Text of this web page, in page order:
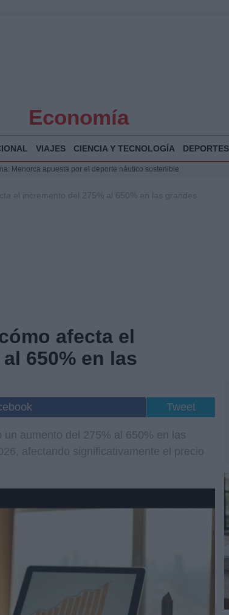
Economía
VIAJES CIENCIA Y TECNOLOGÍA DEPORTES
Menorca apuesta por el deporte náutico sostenible
por 6,3 millones: detalles y controversias
el incremento del 275% al 650% en las grandes
afecta el
650% en las
Tweet
aumento del 275% al 650% en las
afectando significativamente el precio